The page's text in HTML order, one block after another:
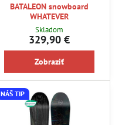
BATALEON snowboard
WHATEVER
Skladom
329,90 €
Zobraziť
NÁŠ TIP